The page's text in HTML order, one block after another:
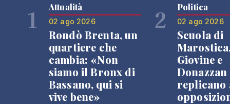
1 Attualità
02 ago 2026
Rondò Brenta, un
quartiere che
cambia: «Non
siamo il Bronx di
Bassano, qui si
vive bene»
2 Politica
02 ago 2026
Scuola di
Giovine e
Donazzan
replicano